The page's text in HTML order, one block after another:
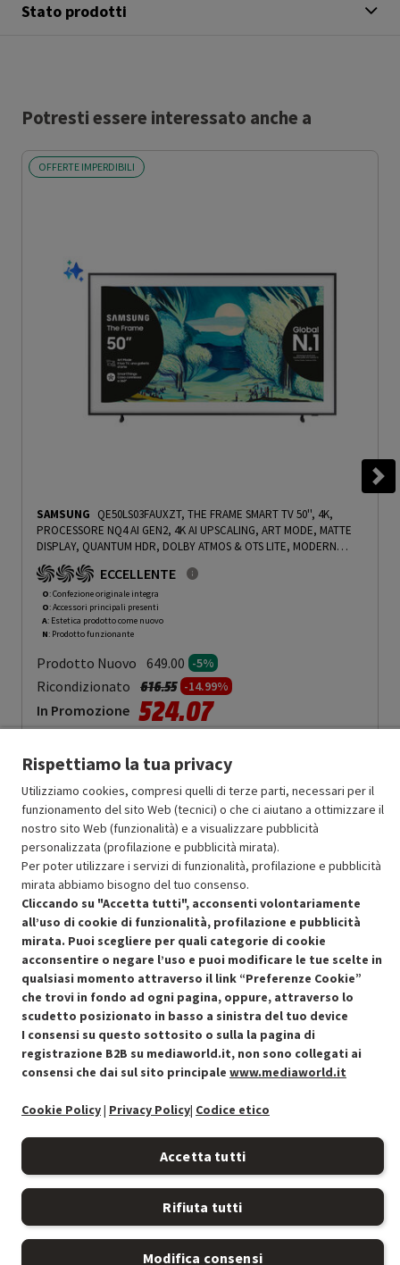
Stato prodotti
Potresti essere interessato anche a
OFFERTE IMPERDIBILI
SAMSUNG QE50LS03FAUXZT, THE FRAME SMART TV 50'', 4K,
PROCESSORE NQ4 AI GEN2, 4K AI UPSCALING, ART MODE, MATTE
DISPLAY, QUANTUM HDR, DOLBY ATMOS & OTS LITE, MODERN
FRAME DESIGN
ECCELLENTE
O: Confezione originale integra
O: Accessori principali presenti
A: Estetica prodotto come nuovo
N: Prodotto funzionante
Prodotto Nuovo 649.00 -5%
Ricondizionato Prezzo ridotto da
616.55a-14.99%
In Promozione 524.07
Aggiungi al carrello
OFFERTE IMPERDIBILI
Risparmio garantito rispetto al corrispondente prodotto nuovo.
Condizioni generali di vendita
Cookie Policy
Preferenze cookie
Recedere dal contratto qui
Rispettiamo la tua privacy
Utilizziamo cookies, compresi quelli di terze parti, necessari per il
funzionamento del sito Web (tecnici) o che ci aiutano a ottimizzare il
nostro sito Web (funzionalità) e a visualizzare pubblicità
personalizzata (profilazione e pubblicità mirata).
Per poter utilizzare i servizi di funzionalità, profilazione e pubblicità
mirata abbiamo bisogno del tuo consenso.
Cliccando su "Accetta tutti", acconsenti volontariamente
all’uso di cookie di funzionalità, profilazione e pubblicità
mirata. Puoi scegliere per quali categorie di cookie
acconsentire o negare l’uso e puoi modificare le tue scelte in
qualsiasi momento attraverso il link “Preferenze Cookie”
che trovi in fondo ad ogni pagina, oppure, attraverso lo
scudetto posizionato in basso a sinistra del tuo device
I consensi su questo sottosito o sulla la pagina di
registrazione B2B su mediaworld.it, non sono collegati ai
consensi che dai sul sito principale www.mediaworld.it
Cookie Policy| Privacy Policy| Codice etico
Accetta tutti
Rifiuta tutti
Modifica consensi